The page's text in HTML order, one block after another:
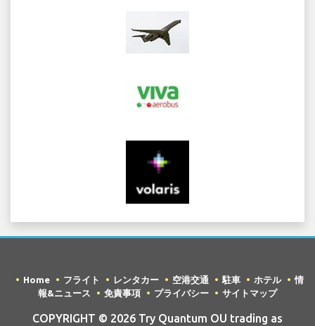
Home フライト レンタカー 空港交通 駐車 ホテル
情
報&ニュース
免責事項 プライバシー サイトマップ
COPYRIGHT © 2026 Try Quantum OU trading as